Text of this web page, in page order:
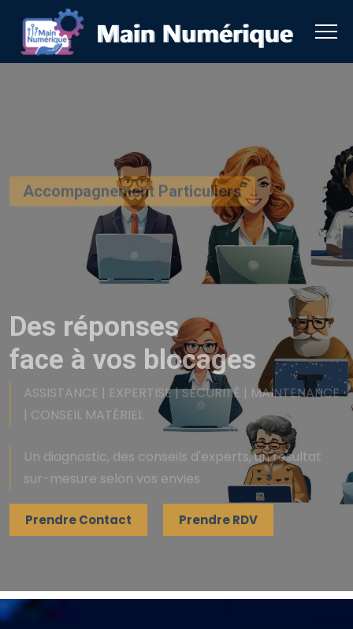
Accompagnement Particuliers
Des réponses
face à vos blocages
ASSISTANCE | EXPERTISE | SÉCURITÉ | MAINTENANCE
Un diagnostic, des conseils d'experts, un résultat
sur-mesure selon vos envies
Prendre RDV